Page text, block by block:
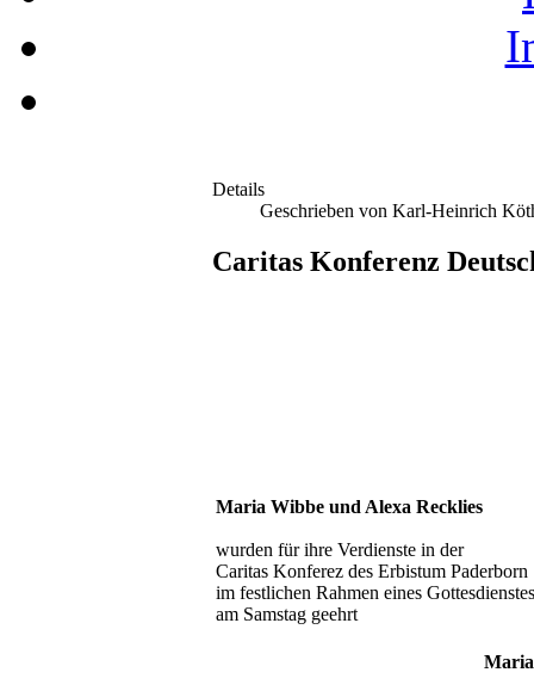
Details
Geschrieben von Karl-Heinrich
Caritas Konferenz
Maria Wibbe und Alexa Recklies
wurden für ihre Verdienste in der
Caritas Konferez des Erbistum Paderborn
im festlichen Rahmen eines Gottesdienstes
am Samstag geehrt